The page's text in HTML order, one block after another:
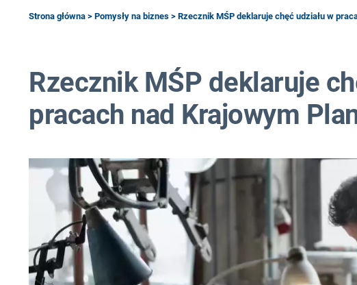
Strona główna > Pomysły na biznes > Rzecznik MŚP deklaruje chęć udziału w
Rzecznik MŚP deklaruje
pracach nad Krajowym